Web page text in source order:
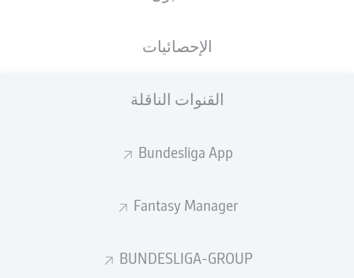
الإحصائيات
القنوات الناقلة
Bundesliga App
Fantasy Manager
BUNDESLIGA-GROUP
1.48